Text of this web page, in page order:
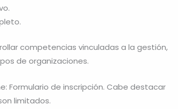
competencias vinculadas a la gestión,
de organizaciones.
Formulario de inscripción. Cabe destacar
limitados.